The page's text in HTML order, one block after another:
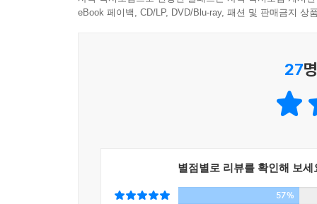
인간의 약점은 인간을 인간답게 하는, 기계와 구
최고의 시절이었고, 또 최악의 시절이었다. 지혜
미처 따라가지 못할 속도로 쏟아지는 디지털 기
도약시킨 이들도 있겠지만, 스마트폰 증후군이
eBook 페이백, CD/LP, DVD/Blu-ray, 패션 및 판매금지 상
27
별점별로 리뷰를 확인해 보세
57%